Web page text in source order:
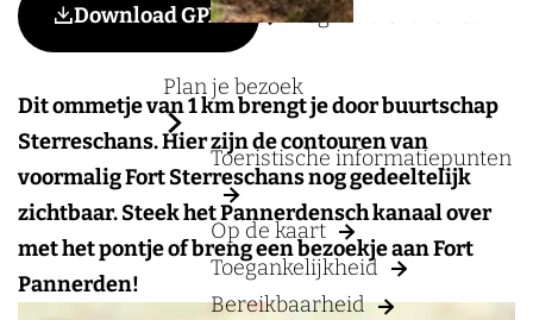
Plan je bezoek
Toeristische informatiepunten
Op de kaart
Toegankelijkheid
Bereikbaarheid
Dit ommetje van 1 km brengt je door buurtschap
Sterreschans. Hier zijn de contouren van
voormalig Fort Sterreschans nog gedeeltelijk
zichtbaar. Steek het Pannerdensch kanaal over
met het pontje of breng een bezoekje aan Fort
Pannerden!
Voeg toe als favoriet
Voeg toe als favoriet
Download GPX